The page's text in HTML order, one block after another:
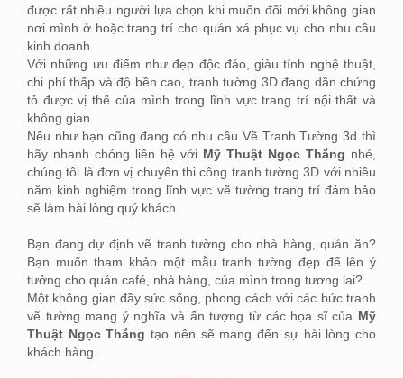
được rất nhiều người lựa chọn khi muốn đổi mới không gian
nơi mình ở hoặc trang trí cho quán xá phục vụ cho nhu cầu
kinh doanh.
Với những ưu điểm như đẹp độc đáo, giàu tính nghệ thuật,
chi phí thấp và độ bền cao, tranh tường 3D đang dần chứng
tỏ được vị thế của mình trong lĩnh vực trang trí nội thất và
không gian.
Nếu như bạn cũng đang có nhu cầu Vẽ Tranh Tường 3d thì
hãy nhanh chóng liên hệ với Mỹ Thuật Ngọc Thắng nhé,
chúng tôi là đơn vị chuyên thi công tranh tường 3D với nhiều
năm kinh nghiệm trong lĩnh vực vẽ tường trang trí đảm bảo
sẽ làm hài lòng quý khách.
Bạn đang dự định vẽ tranh tường cho nhà hàng, quán ăn?
Bạn muốn tham khảo một mẫu tranh tường đẹp để lên ý
tưởng cho quán café, nhà hàng, của mình trong tương lai?
Một không gian đầy sức sống, phong cách với các bức tranh
vẽ tường mang ý nghĩa và ấn tượng từ các họa sĩ của Mỹ
Thuật Ngọc Thắng tạo nên sẽ mang đến sự hài lòng cho
khách hàng.